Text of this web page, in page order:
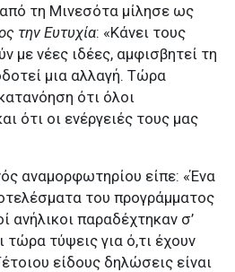
τη Μινεσότα μίλησε ως
την Ευτυχία: «Κάνει τους
με νέες ιδέες, αμφισβητεί τη
μια αλλαγή. Τώρα
ότι όλοι
ότι οι ενέργειές τους μας
αναμορφωτηρίου είπε: «Ένα
του προγράμματος
ανήλικοι παραδέχτηκαν σ’
τώρα τύψεις για ό,τι έχουν
είδους δηλώσεις είναι